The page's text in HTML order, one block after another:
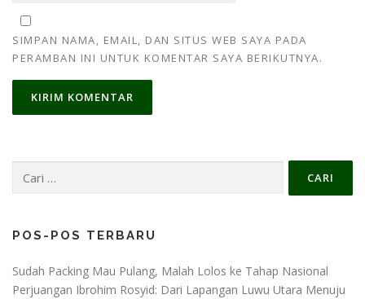
SIMPAN NAMA, EMAIL, DAN SITUS WEB SAYA PADA
PERAMBAN INI UNTUK KOMENTAR SAYA BERIKUTNYA.
untuk:
POS-POS TERBARU
Sudah Packing Mau Pulang, Malah Lolos ke Tahap Nasional
Perjuangan Ibrohim Rosyid: Dari Lapangan Luwu Utara Menuju